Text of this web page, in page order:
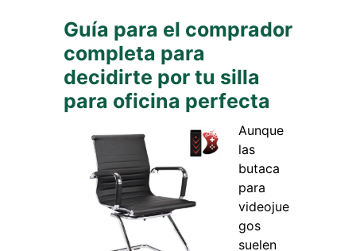
Guía para el comprador
completa para
decidirte por tu silla
para oficina perfecta
Aunque
las
butaca
para
videojue
gos
suelen